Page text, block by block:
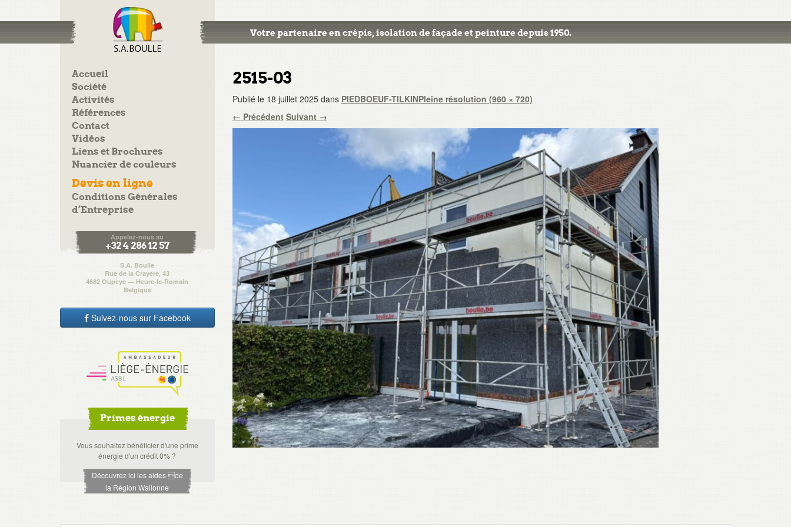
Votre partenaire en crépis, isolation de façade et peinture depuis 1950.
Accueil
Société
Activités
Références
Contact
Vidéos
Liens et Brochures
Nuancier de couleurs
Devis en ligne
Conditions Générales
d’Entreprise
Appelez-nous au
+32 4 286 12 57
S.A. Boulle
Rue de la Crayere, 43
4682 Oupeye — Heure-le-Romain
Belgique
Suivez-nous sur Facebook
Primes énergie
Vous souhaitez bénéficier d'une prime
énergie d'un crédit 0% ?
Découvrez ici les aides de
la Région Wallonne
2515-03
Publié le 18 juillet 2025dans PIEDBOEUF-TILKINPleine résolution (960 × 720)
← Précédent Suivant →